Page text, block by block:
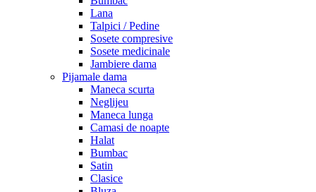
Lana
Talpici / Pedine
Sosete compresive
Sosete medicinale
Jambiere dama
Pijamale dama
Maneca scurta
Neglijeu
Maneca lunga
Camasi de noapte
Halat
Bumbac
Satin
Clasice